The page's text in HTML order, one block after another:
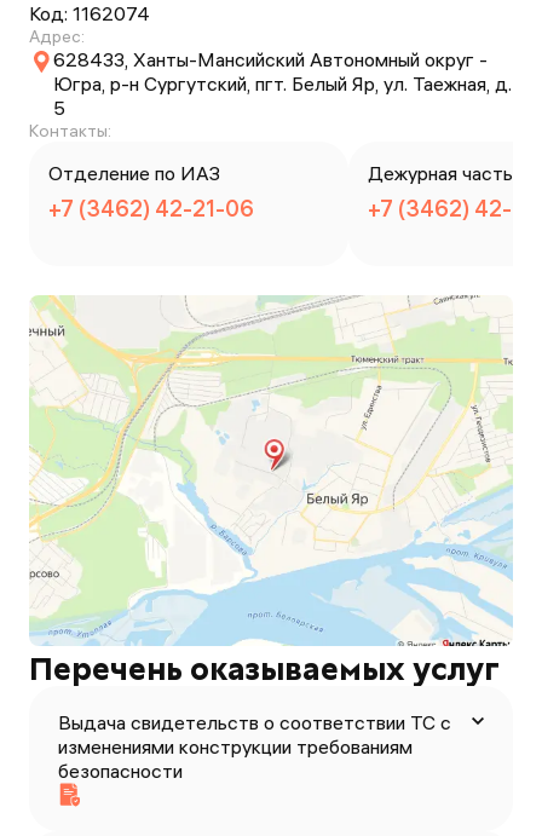
Код: 1162074
Адрес:
628433, Ханты-Мансийский Автономный округ -
Югра, р-н Сургутский, пгт. Белый Яр, ул. Таежная, д.
5
Контакты:
Отделение по ИАЗ
+7 (3462) 42-21-06
Дежурная часть
+7 (3462) 42-
Перечень оказываемых услуг
Выдача свидетельств о соответствии ТС с
изменениями конструкции требованиям
безопасности